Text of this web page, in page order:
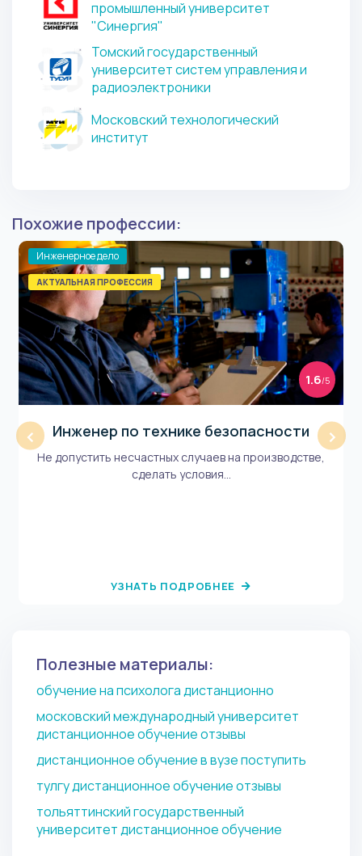
промышленный университет
"Синергия"
Томский государственный
университет систем управления и
радиоэлектроники
Московский технологический
институт
Похожие профессии:
‹
Инженерное дело
АКТУАЛЬНАЯ ПРОФЕССИЯ
1.6/5
Инженер по технике безопасности
Не допустить несчастных случаев на производстве,
сделать условия...
УЗНАТЬ ПОДРОБНЕЕ
›
Полезные материалы:
обучение на психолога дистанционно
московский международный университет
дистанционное обучение отзывы
дистанционное обучение в вузе поступить
тулгу дистанционное обучение отзывы
тольяттинский государственный
университет дистанционное обучение